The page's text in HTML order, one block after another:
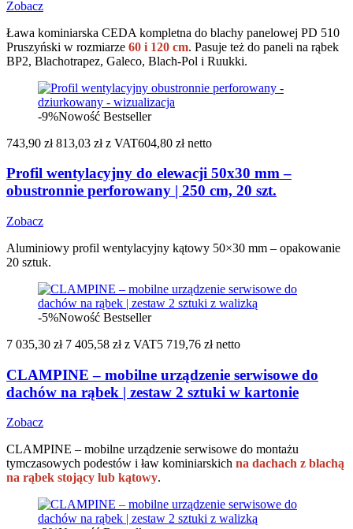
Zobacz
Ława kominiarska CEDA kompletna do blachy panelowej PD 510
Pruszyński w rozmiarze 60 i 120 cm. Pasuje też do paneli na rąbek
BP2, Blachotrapez, Galeco, Blach-Pol i Ruukki.
-9%Nowość Bestseller
743,90 zł 813,03 zł z VAT604,80 zł netto
Profil wentylacyjny do elewacji 50x30 mm –
obustronnie perforowany | 250 cm, 20 szt.
Zobacz
Aluminiowy profil wentylacyjny kątowy 50×30 mm – opakowanie
20 sztuk.
-5%Nowość Bestseller
7 035,30 zł 7 405,58 zł z VAT5 719,76 zł netto
CLAMPINE – mobilne urządzenie serwisowe do
dachów na rąbek | zestaw 2 sztuki w kartonie
Zobacz
CLAMPINE – mobilne urządzenie serwisowe do montażu
tymczasowych podestów i ław kominiarskich na dachach z blachą
na rąbek stojący lub kątowy.